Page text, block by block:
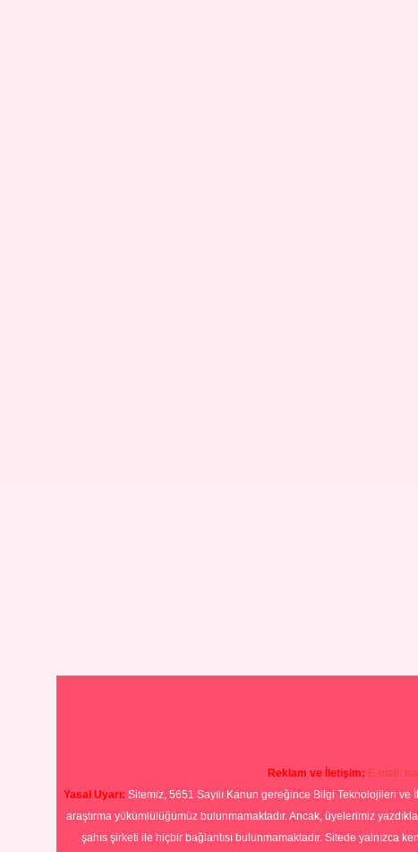
Reklam ve İletişim: E-mail:
Yasal Uyarı: Sitemiz, 5651 Sayılı Kanun gereğince Bilgi Teknolojileri
araştırma yükümlülüğümüz bulunmamaktadır. Ancak, üyelerimiz
şahıs şirketi ile hiçbir bağlantısı bulunmamaktadır. Sitede yalnızca